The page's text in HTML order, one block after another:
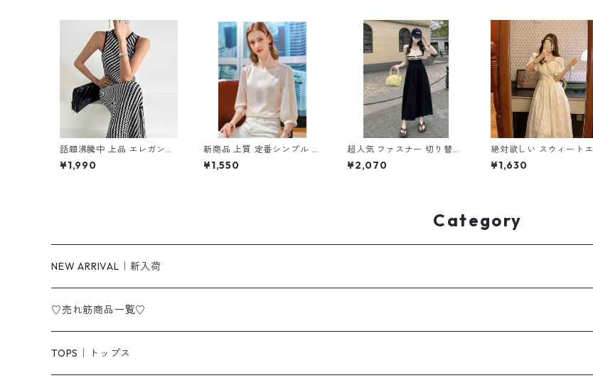
話題沸騰中 上品 エレガント
ノースリーブ ニットワンピ
ース m-268
¥1,990
新商品 上質 定番シンプル シ
フォン 7分袖 ブラウス m-2
47
¥1,550
超人気 ファスナー 切り替え
ノースリーブ ワンピース m
-265
¥2,070
絶対欲しい スウィートエ
ガント パフスリーブ ワン
ース m-276
¥1,630
Category
NEW ARRIVAL｜新入荷
♡売れ筋商品一覧♡
TOPS｜トップス